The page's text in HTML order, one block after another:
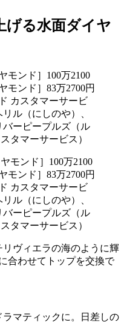
げる水面ダイヤ
モンド］100万2100
モンド］83万2700円
カスタマーサービ
ル（にしのや）、
バーピープルズ（ル
タマーサービス）
ヴィエラの海のように輝
合わせてトップを交換で
マティックに。日差しの